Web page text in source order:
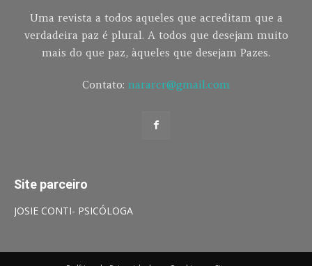
Uma revista a todos aqueles que acreditam que a
verdadeira paz é plural. A todos que desejam muito
mais do que paz, àqueles que desejam Pazes.
Contato: nararcr@gmail.com
Site parceiro
JOSIE CONTI- PSICÓLOGA